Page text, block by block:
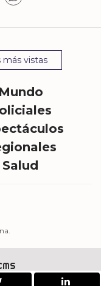
más vistas
Mundo
Salud